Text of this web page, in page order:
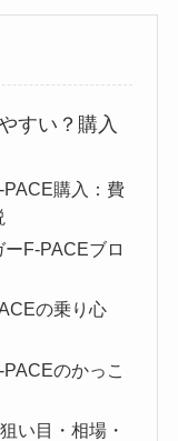
すい？購入
購入：費
F-PACEブロ
の乗り心
のかっこ
い目・相場・